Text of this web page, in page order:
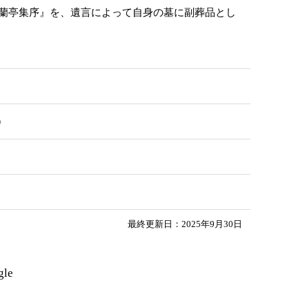
亭集序』を、遺言によって自身の墓に副葬品とし
最終更新日：2025年9月30日